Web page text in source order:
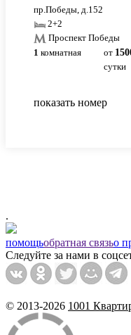
пр.Победы, д.152
2+2
Проспект Победы
1 комнатная от
сутки
показать номер
.
помощьобратная связьо
Следуйте за нами в
© 2013-2026 1001